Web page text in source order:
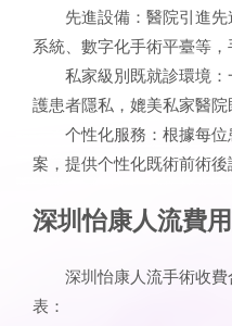
先進設備：醫院引進
系統、數字化手術平臺等，
私家級別既就診環境
護患者隱私，媲美私家醫院
个性化服務：根據每
案，提供个性化既術前術後
深圳怡康人流費
深圳怡康人流手術收
表：